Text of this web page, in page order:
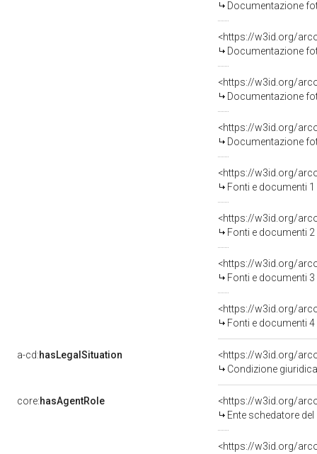
Documentazione
Documentazione
Documentazione
Documentazione
Fonti e documenti
Fonti e documenti
Fonti e documenti
Fonti e documenti
a-cd:hasLegalSituation
Condizione
core:hasAgentRole
<https://w3id.org/
Ente schedatore